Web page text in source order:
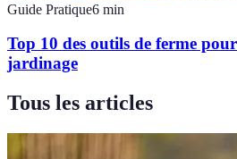
Guide Pratique6 min
Top 10 des outils de ferme
jardinage
Tous les articles